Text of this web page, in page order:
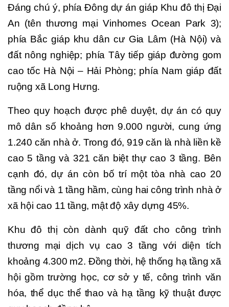
Đáng chú ý, phía Đông dự án giáp Khu đô thị Đại
An (tên thương mại Vinhomes Ocean Park 3);
phía Bắc giáp khu dân cư Gia Lâm (Hà Nội) và
đất nông nghiệp; phía Tây tiếp giáp đường gom
cao tốc Hà Nội – Hải Phòng; phía Nam giáp đất
ruộng xã Long Hưng.
Theo quy hoạch được phê duyệt, dự án có quy
mô dân số khoảng hơn 9.000 người, cung ứng
1.240 căn nhà ở. Trong đó, 919 căn là nhà liền kề
cao 5 tầng và 321 căn biệt thự cao 3 tầng. Bên
cạnh đó, dự án còn bố trí một tòa nhà cao 20
tầng nổi và 1 tầng hầm, cùng hai công trình nhà ở
xã hội cao 11 tầng, mật độ xây dựng 45%.
Khu đô thị còn dành quỹ đất cho công trình
thương mại dịch vụ cao 3 tầng với diện tích
khoảng 4.300 m2. Đồng thời, hệ thống hạ tầng xã
hội gồm trường học, cơ sở y tế, công trình văn
hóa, thể dục thể thao và hạ tầng kỹ thuật được